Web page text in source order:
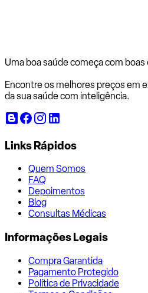
Uma boa saúde começa com boas
Encontre os melhores preços em
da sua saúde com inteligência.
Links Rápidos
Quem Somos
FAQ
Depoimentos
Blog
Consultas Médicas
Informações Legais
Compra Garantida
Pagamento Protegido
Política de Privacidade